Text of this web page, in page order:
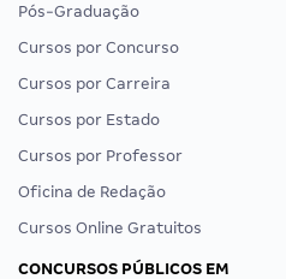
Pós-Graduação
Cursos por Concurso
Cursos por Carreira
Cursos por Estado
Cursos por Professor
Oficina de Redação
Cursos Online Gratuitos
CONCURSOS PÚBLICOS EM